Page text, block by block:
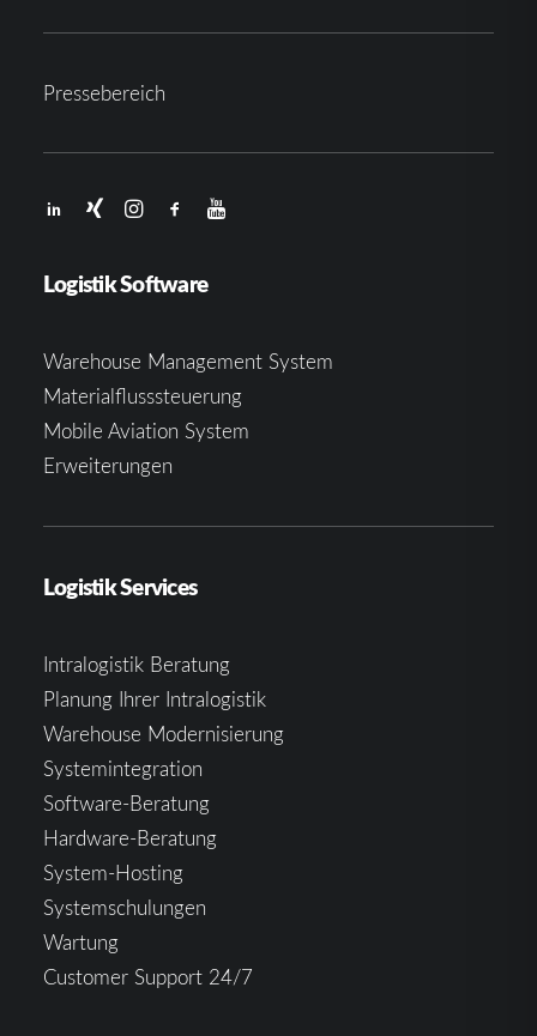
Pressebereich
Logistik Software
Warehouse Management System
Materialflusssteuerung
Mobile Aviation System
Erweiterungen
Logistik Services
Intralogistik Beratung
Planung Ihrer Intralogistik
Warehouse Modernisierung
Systemintegration
Software-Beratung
Hardware-Beratung
System-Hosting
Systemschulungen
Wartung
Customer Support 24/7